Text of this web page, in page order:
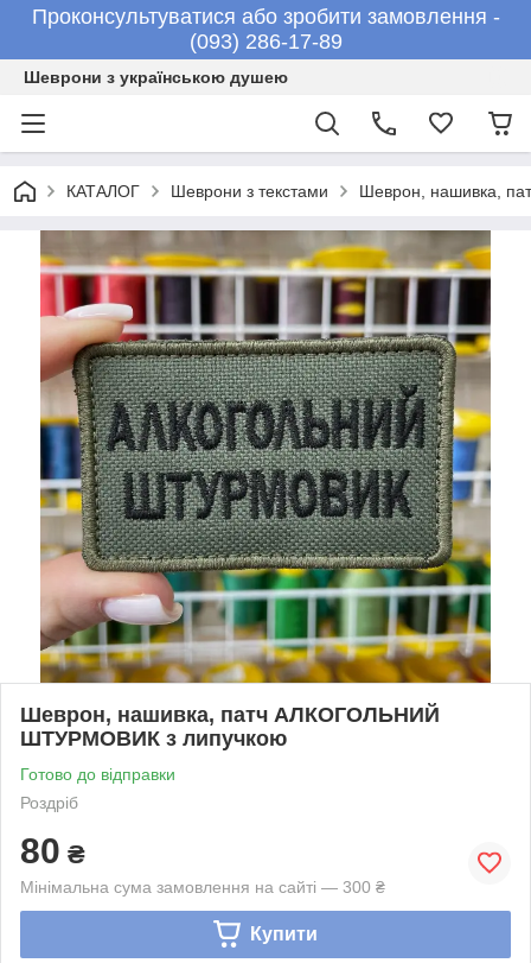
Проконсультуватися або зробити замовлення -
(093) 286-17-89
Шеврони з українською душею
КАТАЛОГ Шеврони з текстами Шеврон, нашивка,
Шеврон, нашивка, патч АЛКОГОЛЬНИЙ
ШТУРМОВИК з липучкою
Готово до відправки
Роздріб
80 ₴
Мінімальна сума замовлення на сайті — 300 ₴
Купити